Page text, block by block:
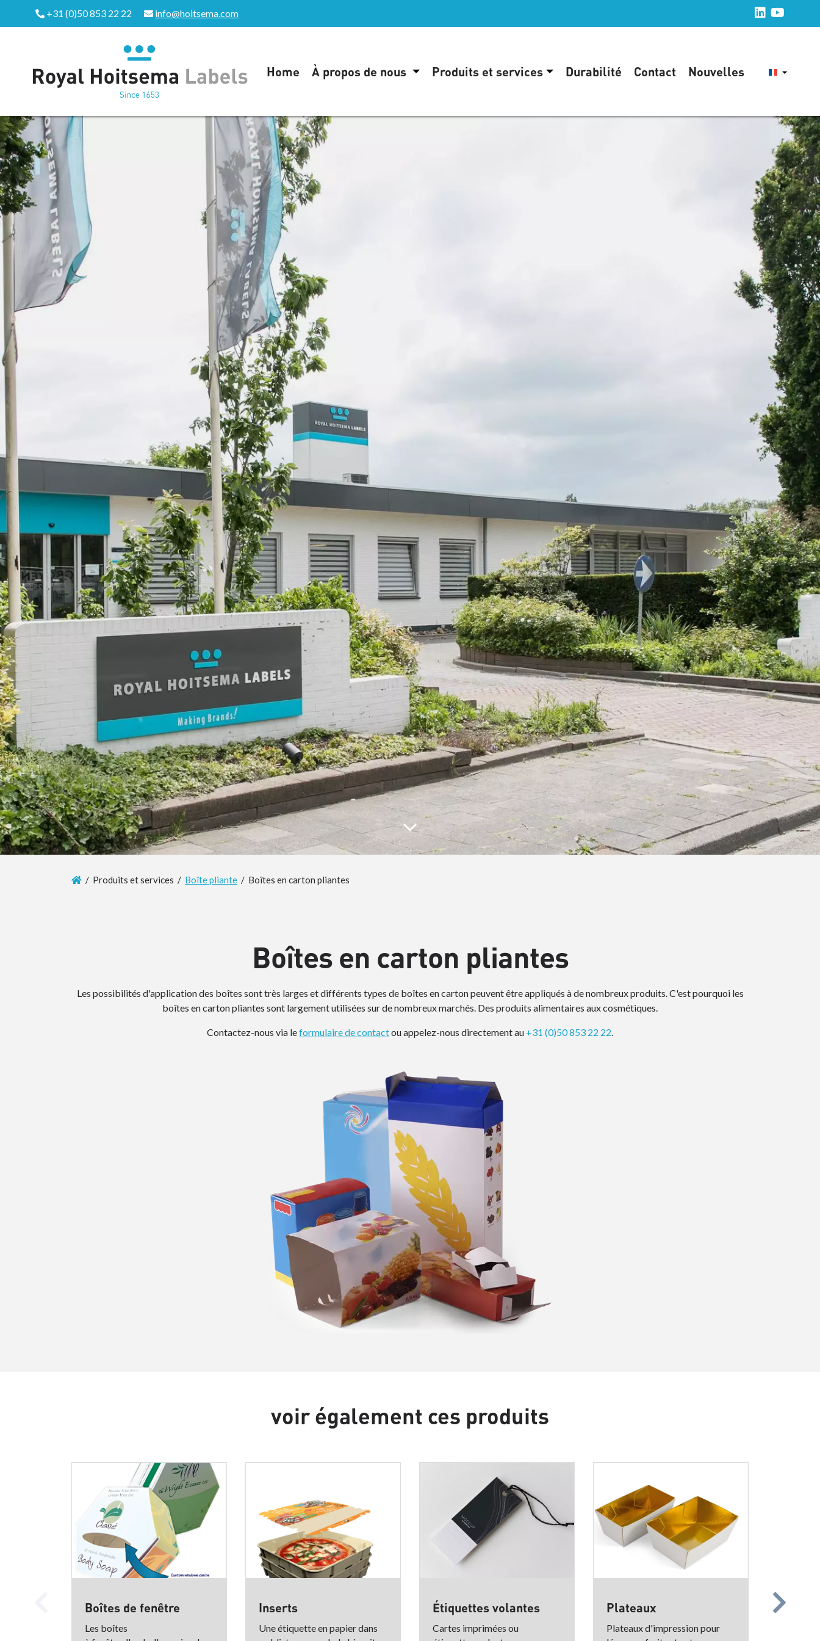
+31 (0)50 853 22 22 info@hoitsema.com
Home À propos de nous Produits et services Durabilité Contact Nouvelles
/ Produits et services / Boîte pliante / Boîtes en carton pliantes
Boîtes en carton pliantes
Les possibilités d'application des boîtes sont très larges et différents types de boîtes en carton peuvent être appliqués à de nombreux produits. C'est pourquoi les
boîtes en carton pliantes sont largement utilisées sur de nombreux marchés. Des produits alimentaires aux cosmétiques.
Contactez-nous via leformulaire de contactou appelez-nous directement au +31 (0)50 853 22 22
voir également ces produits
Boîtes de fenêtre
Les boîtes
Inserts
Une étiquette en papier dans
Étiquettes volantes
Cartes imprimées ou
Plateaux
Plateaux d'impression pour